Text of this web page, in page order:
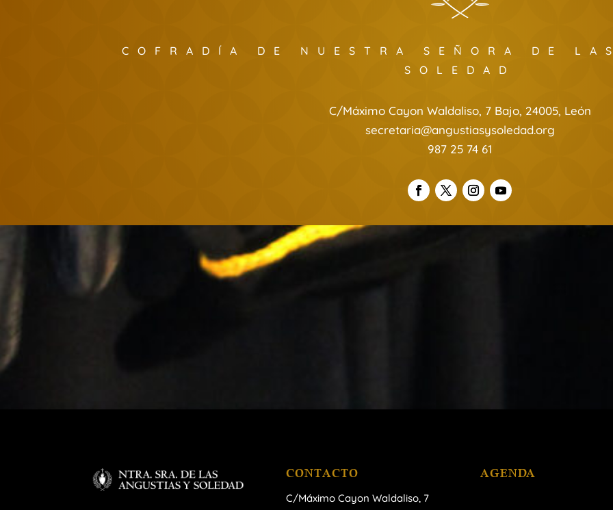
COFRADÍA DE NUESTRA SEÑORA DE
SOLEDAD
C/Máximo Cayon Waldaliso, 7 Bajo, 24005, León
secretaria@angustiasysoledad.org
987 25 74 61
CONTACTO
C/Máximo Cayon Waldaliso, 7
AGENDA